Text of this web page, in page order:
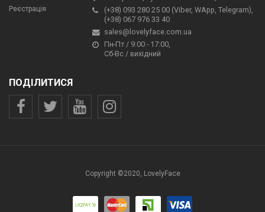
Реєстрація
(+38) 093 280 25 00 (Viber, WApp, Telegram),
(+38) 067 976 33 40
sales@lovelyface.com.ua
Пн-Пт / 9:00 - 17:00,
Сб-Вс / вихідний
ПОДІЛИТИСЯ
Copyright ©2020, LovelyFace